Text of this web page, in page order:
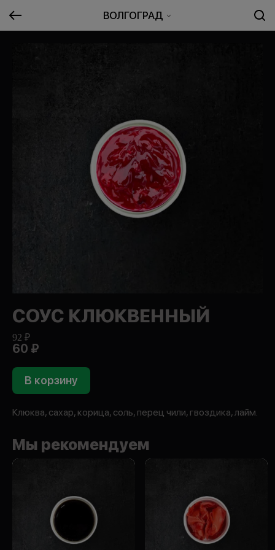
ВОЛГОГРАД
СОУС КЛЮКВЕННЫЙ
92 ₽
60 ₽
В корзину
Клюква, сахар, корица, соль, перец чили, гвоздика, лайм.
Мы рекомендуем